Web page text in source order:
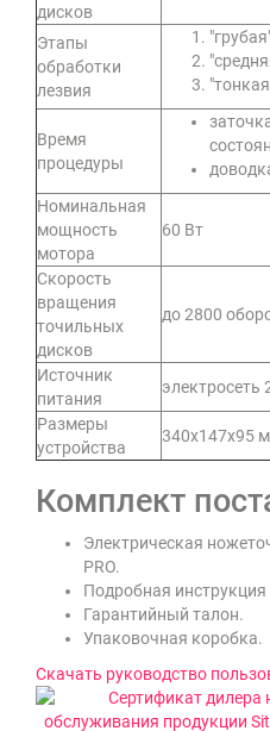
дисков
Этапы
обработки
лезвия
Время
процедуры
Номинальная
мощность
мотора
60 Вт
Скорость
вращения
точильных
дисков
до 2800
Источник
питания
электросеть
Размеры
устройства
340х147х95
Комплект
Электрическая
PRO.
Подробная
Гарантийный талон.
Упаковочная коробка.
Скачать руководство